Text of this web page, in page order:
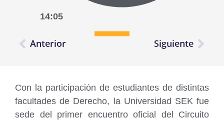
14:05
Anterior Siguiente
Con la participación de estudiantes de distintas
facultades de Derecho, la Universidad SEK fue
sede del primer encuentro oficial del Circuito